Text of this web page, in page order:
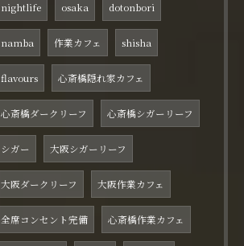
nightlife osaka dotonbori
namba 作業カフェ shisha
flavours 心斎橋隠れ家カフェ
心斎橋ダークリーフ 心斎橋シガーリーフ
シガー 大阪シガーリーフ
大阪ダークリーフ 大阪作業カフェ
全席コンセント完備 心斎橋作業カフェ